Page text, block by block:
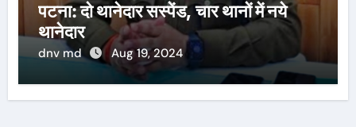
पटना: दो थानेदार सस्पेंड, चार थानों में नये
थानेदार
dnv md Aug 19, 2024